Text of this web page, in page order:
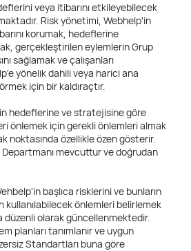
veya itibarını etkileyebilecek
Risk yönetimi, Webhelp'in
korumak, hedeflerine
gerçekleştirilen eylemlerin Grup
sağlamak ve çalışanları
yönelik dahili veya harici ana
için bir kaldıraçtır.
hedeflerine ve stratejisine göre
önlemek için gerekli önlemleri almak
noktasında özellikle özen gösterir.
mevcuttur ve doğrudan
başlıca risklerini ve bunların
kullanılabilecek önlemleri belirlemek
düzenli olarak güncellenmektedir.
planları tanımlanır ve uygun
Standartları buna göre